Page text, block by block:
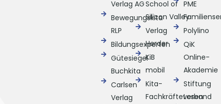
Verlag AG
Bewegungskita
RLP
Bildungsexperten
Gütesiegel
Buchkita
Carlsen
Verlag
School of
Silicon Valley
Verlag
Herder
KiB
mobil
Kita-
Fachkräfteverband
PME
Polylino
QiK
Online-
Akademie
Stiftung
Lesen